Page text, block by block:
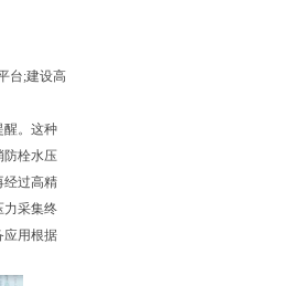
台;建设高
醒。这种
防栓水压
经过高精
力采集终
应用根据